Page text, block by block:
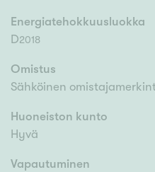
Energiatehokkuusluokka
D2018
Omistus
Sähköinen
Huoneiston kunto
Hyvä
Vapautuminen